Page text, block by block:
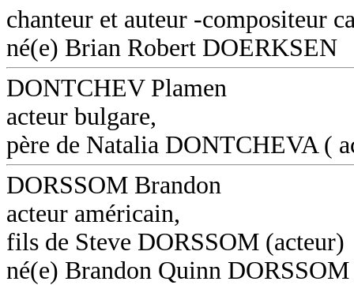
chanteur et auteur -compositeur
né(e) Brian Robert DOERKSEN
DONTCHEV Plamen
acteur bulgare,
père de Natalia DONTCHEVA (
DORSSOM Brandon
acteur américain,
fils de Steve DORSSOM (acteur)
né(e) Brandon Quinn DORSSOM